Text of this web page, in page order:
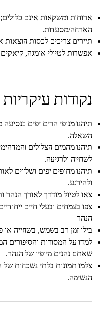
ארוחות ומשקאות אינם
הארחה/מסעדות.
תיירים צריכים לכסות הוצאות
אפשרות לטיולי אומגה,
נקודות עיקריות
תיהנו מנופי הרים יפים
השאלה.
תיהנו מהמים הצלולים
לשחייה ולרגיעה.
תיהנו מחופים יפים ושלווים
ולהירגע.
צאו לטיול מודרך לאורך הנהר
צפו בצמחים ובעלי חיים
הנהר.
בילו זמן רב בשמש, בשחייה או
למדו על המסורות והסיפורים
שאתם נהנים מיופיו של הנהר.
צלמו תמונות בלתי נשכחות של
הנשימה.